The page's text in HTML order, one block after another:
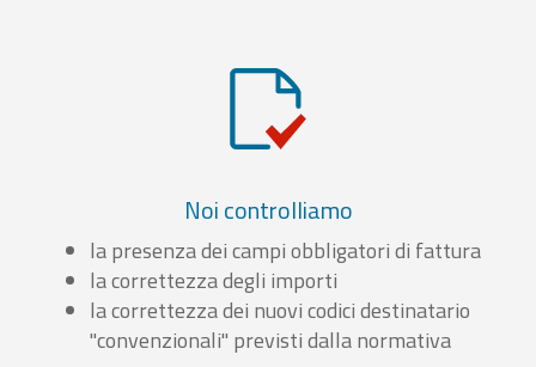
Noi controlliamo
la presenza dei campi obbligatori di fattura
la correttezza degli importi
la correttezza dei nuovi codici destinatario
"convenzionali" previsti dalla normativa